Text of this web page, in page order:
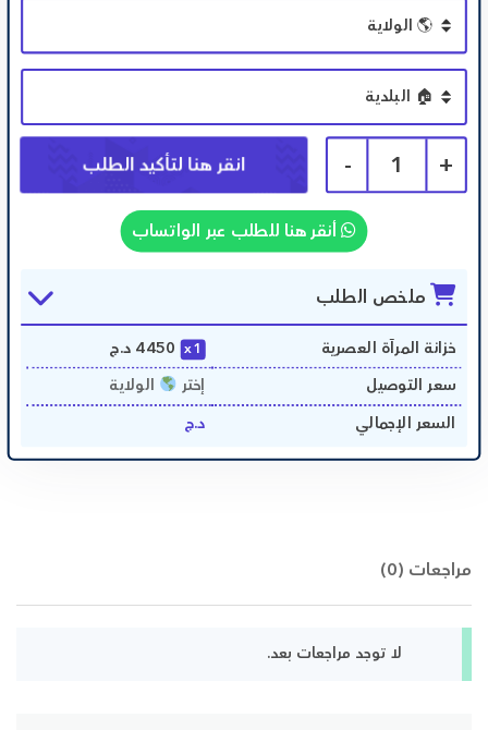
+
1
-
أنقر هنا للطلب عبر الواتساب
ملخص الطلب
خزانة المرآة العصرية 1
4450 د.ج
سعر التوصيل
إختر الولاية
السعر الإجمالي د.ج
مراجعات (0)
لا توجد مراجعات بعد.